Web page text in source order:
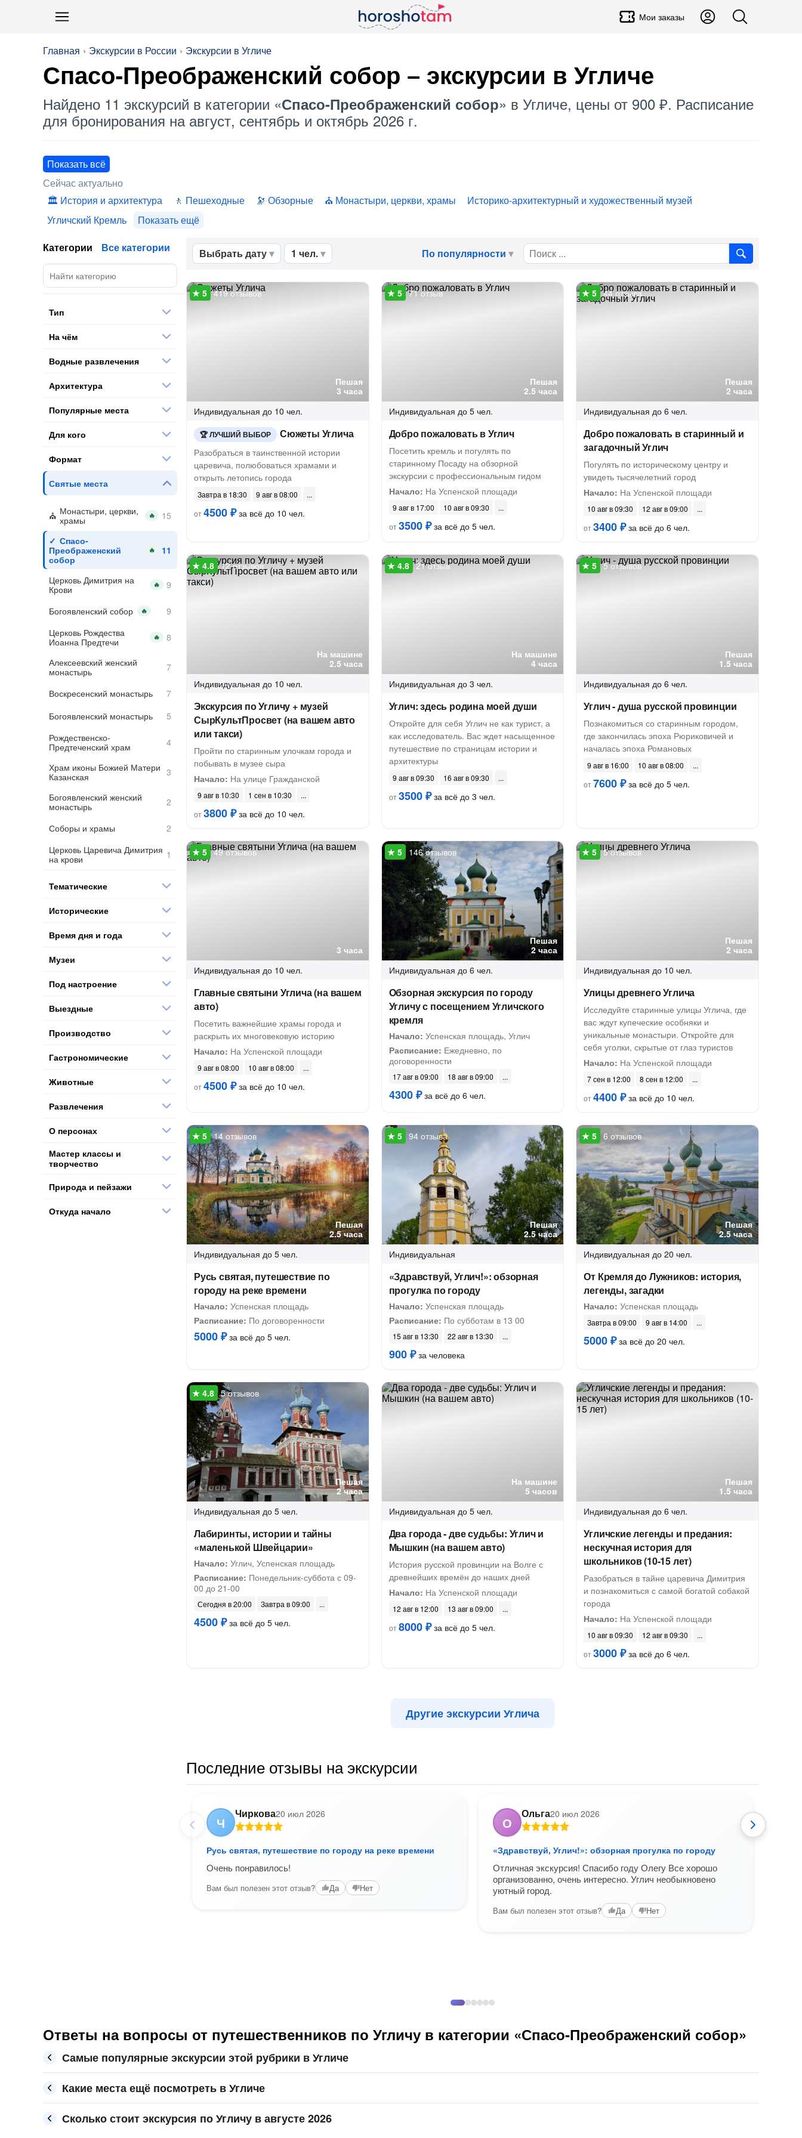
Мои заказы
Главная Экскурсии в России Экскурсии в Угличе
Спасо-Преображенский собор – экскурсии в Угличе
Найдено 11 экскурсий в категории «Спасо-Преображенский собор» в Угличе, цены от 900 ₽. Расписание
для бронирования на август, сентябрь и октябрь 2026 г.
Показать всё
Сейчас актуально
История и архитектура
Пешеходные Обзорные Монастыри, церкви, храмы
Историко-архитектурный и художественный музей
Угличский Кремль
Показать ещё
Выбрать дату 1 чел. По популярности
Пешая
3 часа
419 отзывов
Индивидуальная до 10 чел.
ЛУЧШИЙ ВЫБОР Сюжеты Углича
Разобраться в таинственной истории
царевича, полюбоваться храмами и
открыть летопись города
Завтра в 18:30
9 авг в 08:00
от4500 ₽за всё до 10 чел.
Пешая
2.5 часа
71 отзыв
Индивидуальная до 5 чел.
Добро пожаловать в Углич
Посетить кремль и погулять по
старинному Посаду на обзорной
экскурсии с профессиональным гидом
Начало: На Успенской площади
9 авг в 17:00
10 авг в 09:30
от3500 ₽за всё до 5 чел.
Пешая
2 часа
44 отзыва
Индивидуальная до 6 чел.
Добро пожаловать в старинный и
загадочный Углич
Погулять по историческому центру и
увидеть тысячелетний город
Начало: На Успенской площади
10 авг в 09:30
12 авг в 09:00
от3400 ₽за всё до 6 чел.
На машине
2.5 часа
12 отзывов
Индивидуальная до 10 чел.
Экскурсия по Угличу + музей
СырКультПросвет (на вашем авто
или такси)
Пройти по старинным улочкам города и
побывать в музее сыра
Начало: На улице Гражданской
9 авг в 10:30
1 сен в 10:30
от3800 ₽за всё до 10 чел.
На машине
4 часа
21 отзыв
Индивидуальная до 3 чел.
Углич: здесь родина моей души
Откройте для себя Углич не как турист, а
как исследователь. Вас ждет насыщенное
путешествие по страницам истории и
архитектуры
9 авг в 09:30
16 авг в 09:30
от3500 ₽за всё до 3 чел.
Пешая
1.5 часа
5 отзывов
Индивидуальная до 6 чел.
Углич - душа русской провинции
Познакомиться со старинным городом,
где закончилась эпоха Рюриковичей и
началась эпоха Романовых
9 авг в 16:00
10 авг в 08:00
от7600 ₽за всё до 5 чел.
3 часа
49 отзывов
Индивидуальная до 10 чел.
Главные святыни Углича (на вашем
авто)
Посетить важнейшие храмы города и
раскрыть их многовековую историю
Начало: На Успенской площади
9 авг в 08:00
10 авг в 08:00
от4500 ₽за всё до 10 чел.
Пешая
2 часа
146 отзывов
Индивидуальная до 6 чел.
Обзорная экскурсия по городу
Угличу с посещением Угличского
кремля
Начало: Успенская площадь, Углич
Расписание: Ежедневно, по
договоренности
17 авг в 09:00 18 авг в 09:00
4300 ₽за всё до 6 чел.
Пешая
2 часа
5 отзывов
Индивидуальная до 10 чел.
Улицы древнего Углича
Исследуйте старинные улицы Углича, где
вас ждут купеческие особняки и
уникальные монастыри. Откройте для
себя уголки, скрытые от глаз туристов
Начало: На Успенской площади
7 сен в 12:00
8 сен в 12:00
от4400 ₽за всё до 10 чел.
Пешая
2.5 часа
14 отзывов
Индивидуальная до 5 чел.
Русь святая, путешествие по
городу на реке времени
Начало: Успенская площадь
Расписание: По договоренности
5000 ₽за всё до 5 чел.
Пешая
2.5 часа
94 отзыва
Индивидуальная
«Здравствуй, Углич!»: обзорная
прогулка по городу
Начало: Успенская площадь
Расписание: По субботам в 13 00
15 авг в 13:30 22 авг в 13:30
900 ₽за человека
Пешая
2.5 часа
6 отзывов
Индивидуальная до 20 чел.
От Кремля до Лужников: история,
легенды, загадки
Начало: Успенская площадь
Завтра в 09:00 9 авг в 14:00
5000 ₽за всё до 20 чел.
Пешая
2 часа
5 отзывов
Индивидуальная до 5 чел.
Лабиринты, истории и тайны
«маленькой Швейцарии»
Начало: Углич, Успенская площадь
Расписание: Понедельник-суббота с 09-
00 до 21-00
Сегодня в 20:00 Завтра в 09:00
4500 ₽за всё до 5 чел.
На машине
5 часов
Индивидуальная до 5 чел.
Два города - две судьбы: Углич и
Мышкин (на вашем авто)
История русской провинции на Волге с
древнейших времён до наших дней
Начало: На Успенской площади
12 авг в 12:00
13 авг в 09:00
от8000 ₽за всё до 5 чел.
Пешая
1.5 часа
Индивидуальная до 6 чел.
Угличские легенды и предания:
нескучная история для
школьников (10-15 лет)
Разобраться в тайне царевича Димитрия
и познакомиться с самой богатой собакой
города
Начало: На Успенской площади
10 авг в 09:30
12 авг в 09:30
от3000 ₽за всё до 6 чел.
Другие экскурсии Углича
Последние отзывы на экскурсии
Ч
Чиркова20 июл 2026
Русь святая, путешествие по городу на реке времени
Очень понравилось!
Вам был полезен этот отзыв? Да Нет
О
Ольга20 июл 2026
«Здравствуй, Углич!»: обзорная прогулка по городу
Отличная экскурсия! Спасибо году Олегу Все хорошо
организованно, очень интересно. Углич необыкновено
уютный город.
Вам был полезен этот отзыв? Да Нет
Категории Все категории
Тип
На чём
Водные развлечения
Архитектура
Популярные места
Для кого
Формат
Святые места
Монастыри, церкви,
храмы
🔥
Спасо-
Преображенский
собор
🔥
Церковь Димитрия на
Крови
🔥
Богоявленский собор 🔥
Церковь Рождества
Иоанна Предтечи
🔥
Алексеевский женский
монастырь
Воскресенский монастырь
Богоявленский монастырь
Рождественско-
Предтеченский храм
Храм иконы Божией Матери
Казанская
Богоявленский женский
монастырь
Соборы и храмы
Церковь Царевича Димитрия
на крови
Тематические
Исторические
Время дня и года
Музеи
Под настроение
Выездные
Производство
Гастрономические
Животные
Развлечения
О персонах
Мастер классы и
творчество
Природа и пейзажи
Откуда начало
Ответы на вопросы от путешественников по Угличу в категории «Спасо-Преображенский собор»
Самые популярные экскурсии этой рубрики в Угличе
Какие места ещё посмотреть в Угличе
Сколько стоит экскурсия по Угличу в августе 2026